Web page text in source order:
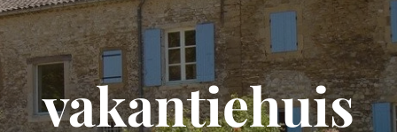
vakantiehuis